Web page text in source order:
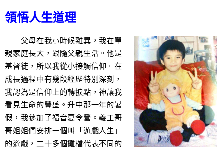
領悟人生道理
父母在我小時候離異，我在單
親家庭長大，跟隨父親生活。他是
基督徒，所以我從小接觸信仰。在
成長過程中有幾段經歷特別深刻，
我認為是信仰上的轉捩點，神讓我
看見生命的豐盛。升中那一年的暑
假，我參加了福音夏令營。義工哥
哥姐姐們安排一個叫「遊戲人生」
的遊戲，二十多個攤檔代表不同的